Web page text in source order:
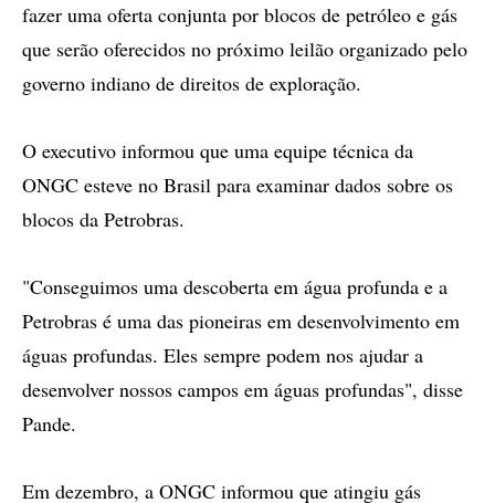
fazer uma oferta conjunta por blocos de petróleo e gás
que serão oferecidos no próximo leilão organizado pelo
governo indiano de direitos de exploração.
O executivo informou que uma equipe técnica da
ONGC esteve no Brasil para examinar dados sobre os
blocos da Petrobras.
"Conseguimos uma descoberta em água profunda e a
Petrobras é uma das pioneiras em desenvolvimento em
águas profundas. Eles sempre podem nos ajudar a
desenvolver nossos campos em águas profundas", disse
Pande.
Em dezembro, a ONGC informou que atingiu gás